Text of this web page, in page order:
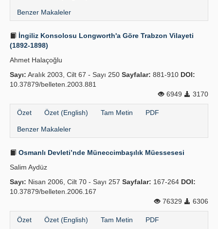
Benzer Makaleler
İngiliz Konsolosu Longworth'a Göre Trabzon Vilayeti
(1892-1898)
Ahmet Halaçoğlu
Sayı: Aralık 2003, Cilt 67 - Sayı 250 Sayfalar: 881-910 DOI:
10.37879/belleten.2003.881
6949
3170
Özet Özet (English) Tam Metin PDF
Benzer Makaleler
Osmanlı Devleti’nde Müneccimbaşılık Müessesesi
Salim Aydüz
Sayı: Nisan 2006, Cilt 70 - Sayı 257 Sayfalar: 167-264 DOI:
10.37879/belleten.2006.167
76329
6306
Özet Özet (English) Tam Metin PDF